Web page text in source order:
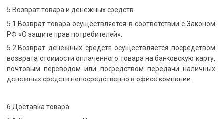
5.Возврат товара и денежных средств
5.1.Возврат товара осуществляется в соответствии с Законом
РФ «О защите прав потребителей».
5.2.Возврат денежных средств осуществляется посредством
возврата стоимости оплаченного товара на банковскую карту,
почтовым переводом или посредством передачи наличных
денежных средств непосредственно в офисе компании.
6.Доставка товара